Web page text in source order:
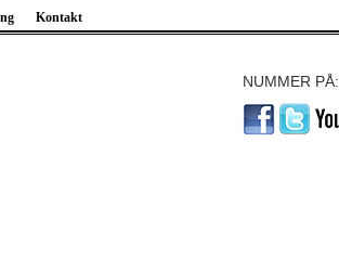
Kontakt
NUMMER PÅ: